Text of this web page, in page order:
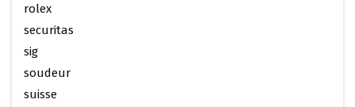
rolex
securitas
sig
soudeur
suisse